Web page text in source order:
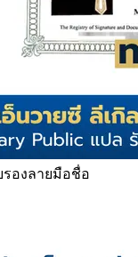
องลายมือชื่อ